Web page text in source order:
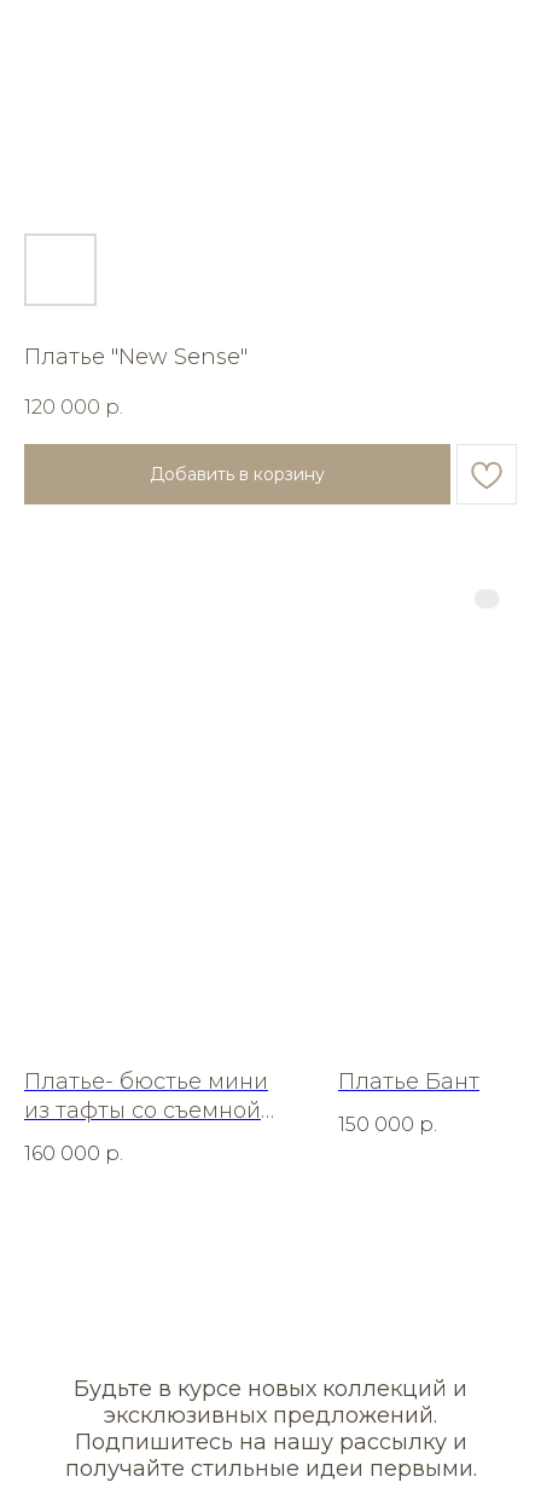
Платье "New Sense"
120 000 р.
Добавить в корзину
Платье- бюстье мини
из тафты со съемной
шелковой фатой
160 000 р.
Платье Бант
150 000 р.
Будьте в курсе новых коллекций и
эксклюзивных предложений.
Подпишитесь на нашу рассылку и
получайте стильные идеи первыми.